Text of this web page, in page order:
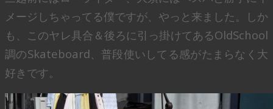
メージしちゃってる僕ですが、やっと来ました。しか
も、このヤレ具合＆後ろに引っ掛けてあるOldSchool
調のSkateboard、普段使いしてる感がたまらなく大
好きです。